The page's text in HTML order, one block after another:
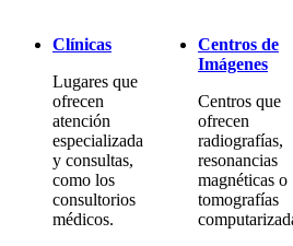
Clínicas
Lugares que
ofrecen
atención
especializada
y consultas,
como los
consultorios
médicos.
Centros de
Imágenes
Centros que
ofrecen
radiografías,
resonancias
magnéticas o
tomografías